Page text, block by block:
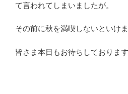
て言われてしまいましたが。
その前に秋を満喫しないといけま
皆さま本日もお待ちしております